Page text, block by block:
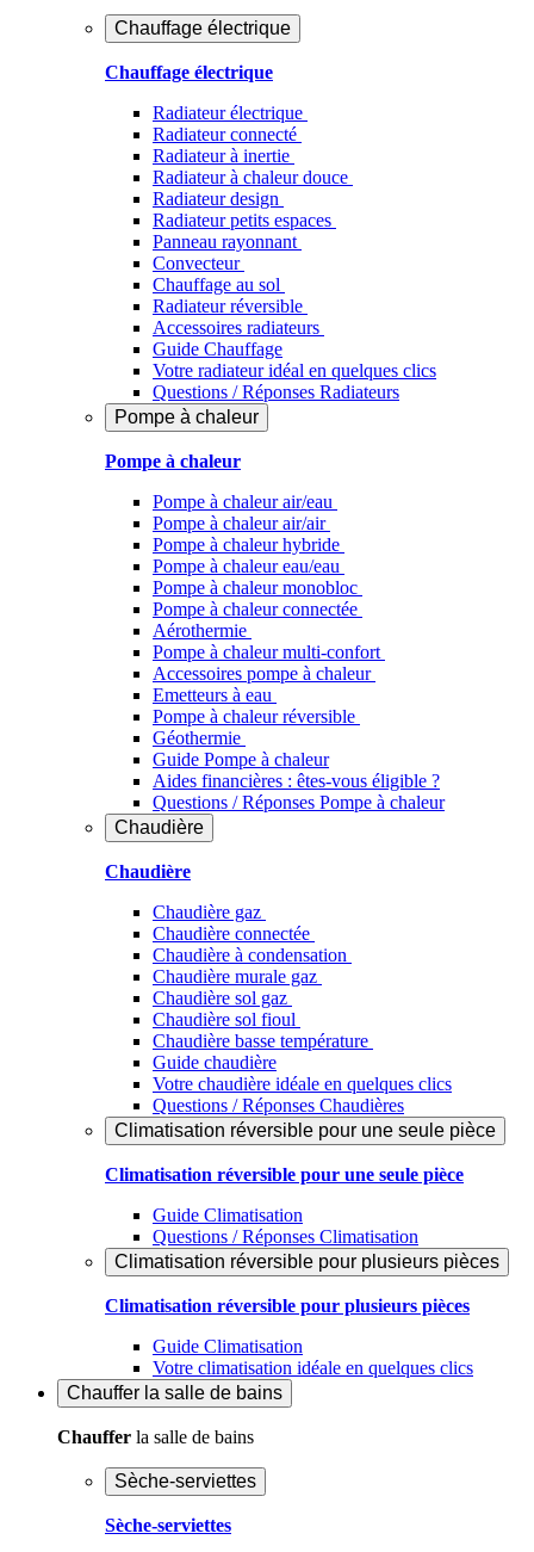
Chauffage électrique
Chauffage électrique
Radiateur électrique
Radiateur connecté
Radiateur à inertie
Radiateur à chaleur douce
Radiateur design
Radiateur petits espaces
Panneau rayonnant
Convecteur
Chauffage au sol
Radiateur réversible
Accessoires radiateurs
Guide Chauffage
Votre radiateur idéal en quelques clics
Questions / Réponses Radiateurs
Pompe à chaleur
Pompe à chaleur
Pompe à chaleur air/eau
Pompe à chaleur air/air
Pompe à chaleur hybride
Pompe à chaleur​ eau/eau
Pompe à chaleur monobloc
Pompe à chaleur connectée
Aérothermie
Pompe à chaleur multi-confort
Accessoires pompe à chaleur
Emetteurs à eau
Pompe à chaleur réversible
Géothermie
Guide Pompe à chaleur
Aides financières : êtes-vous éligible ?
Questions / Réponses Pompe à chaleur
Chaudière
Chaudière
Chaudière gaz
Chaudière connectée
Chaudière à condensation
Chaudière murale gaz
Chaudière sol gaz
Chaudière sol fioul
Chaudière basse température
Guide chaudière
Votre chaudière idéale en quelques clics
Questions / Réponses Chaudières
Climatisation réversible pour une seule pièce
Climatisation réversible pour une seule pièce
Guide Climatisation
Questions / Réponses Climatisation
Climatisation réversible pour plusieurs pièces
Climatisation réversible pour plusieurs pièces
Guide Climatisation
Votre climatisation idéale en quelques clics
Chauffer la salle de bains
Chauffer la salle de bains
Sèche-serviettes
Sèche-serviettes